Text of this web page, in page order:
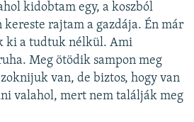
kidobtam egy, a koszból
rajtam a gazdája. Én már
ki a tudtuk nélkül. Ami
Meg ötödik sampon meg
van, de biztos, hogy van
valahol, mert nem találják meg